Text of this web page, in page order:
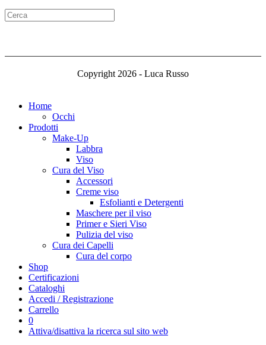
Copyright 2026 - Luca Russo
Home
Occhi
Prodotti
Make-Up
Labbra
Viso
Cura del Viso
Accessori
Creme viso
Esfolianti e Detergenti
Maschere per il viso
Primer e Sieri Viso
Pulizia del viso
Cura dei Capelli
Cura del corpo
Shop
Certificazioni
Cataloghi
Accedi / Registrazione
Carrello
0
Attiva/disattiva la ricerca sul sito web